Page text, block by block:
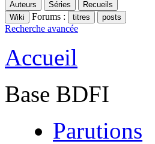
Forums :
Recherche avancée
Accueil
Base BDFI
Parutions